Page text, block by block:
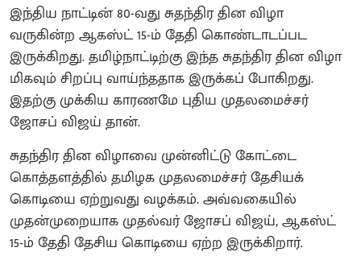
இந்திய நாட்டின் 80-வது சுதந்திர தின விழா
வருகின்ற ஆகஸ்ட் 15-ம் தேதி கொண்டாடப்பட
இருக்கிறது. தமிழ்நாட்டிற்கு இந்த சுதந்திர தின விழா
மிகவும் சிறப்பு வாய்ந்ததாக இருக்கப் போகிறது.
இதற்கு முக்கிய காரணமே புதிய முதலமைச்சர்
ஜோசப் விஜய் தான்.
சுதந்திர தின விழாவை முன்னிட்டு கோட்டை
கொத்தளத்தில் தமிழக முதலமைச்சர் தேசியக்
கொடியை ஏற்றுவது வழக்கம். அவ்வகையில்
முதன்முறையாக முதல்வர் ஜோசப் விஜய், ஆகஸ்ட்
15-ம் தேதி தேசிய கொடியை ஏற்ற இருக்கிறார்.